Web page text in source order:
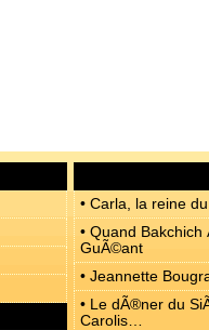
• Carla, la reine
• Quand
GuÃ©ant
• Jeannette
• Le dÃ®ner du
Carolis…